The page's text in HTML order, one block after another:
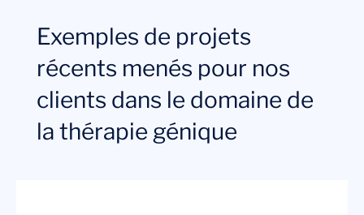
Exemples de projets
récents menés pour nos
clients dans le domaine de
la thérapie génique